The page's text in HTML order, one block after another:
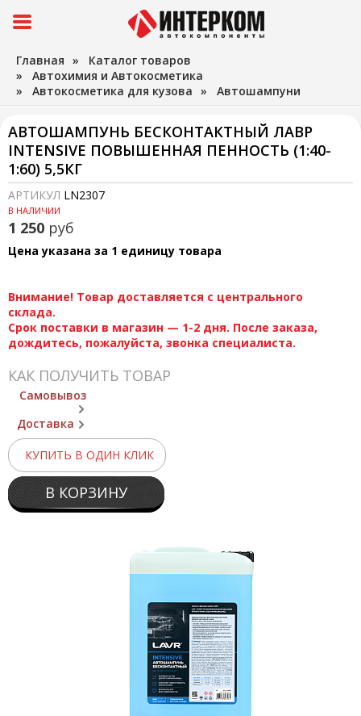
Главная » Каталог товаров
» Автохимия и Автокосметика
» Автокосметика для кузова » Автошампуни
АВТОШАМПУНЬ БЕСКОНТАКТНЫЙ ЛАВР
INTENSIVE ПОВЫШЕННАЯ ПЕННОСТЬ (1:40-
1:60) 5,5КГ
АРТИКУЛ LN2307
В НАЛИЧИИ
1 250 руб
Цена указана за 1 единицу товара
Внимание! Товар доставляется с центрального
склада.
Срок поставки в магазин — 1-2 дня. После заказа,
дождитесь, пожалуйста, звонка специалиста.
КАК ПОЛУЧИТЬ ТОВАР
Самовывоз
Доставка
КУПИТЬ В ОДИН КЛИК
В КОРЗИНУ